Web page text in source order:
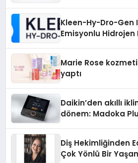
Kleen-Hy-Dro-Gen
Emisyonlu Hidrojen
Marie Rose
yaptı
Daikin’den akıllı
dönem: Madoka
Diş Hekimliğinden
Çok Yönlü Bir